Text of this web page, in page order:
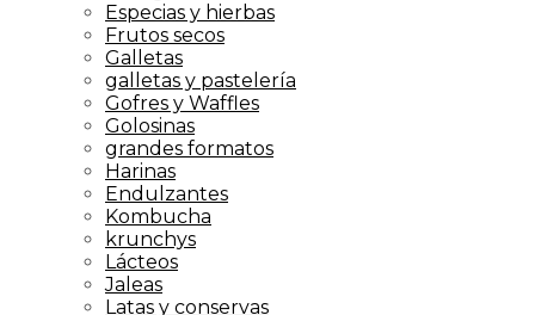
Especias y hierbas
Frutos secos
Galletas
galletas y pastelería
Gofres y Waffles
Golosinas
grandes formatos
Harinas
Endulzantes
Kombucha
krunchys
Lácteos
Jaleas
Latas y conservas